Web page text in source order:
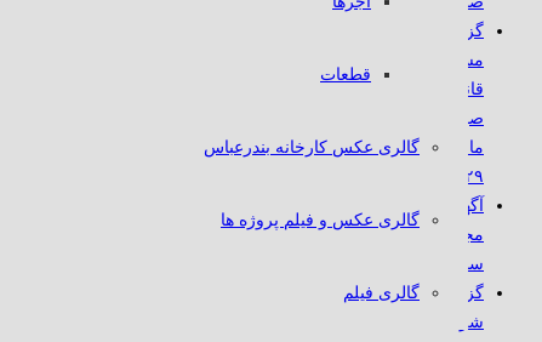
قطعات
گالری عکس کارخانه بندرعباس
گالری عکس و فیلم پروژه ها
گالری فیلم
گزارش حسابرس
مستقل و بازرس
قانونی به انضمام
صورتهای مالی سال
مالی منتهی به
۱۴۰۴/۱۲/۲۹
آگهی دعوت به
مجمع عمومی
سالانه
گزارش پایداری
شرکتی 1404